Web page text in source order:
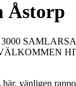
Åstorp
vänligen